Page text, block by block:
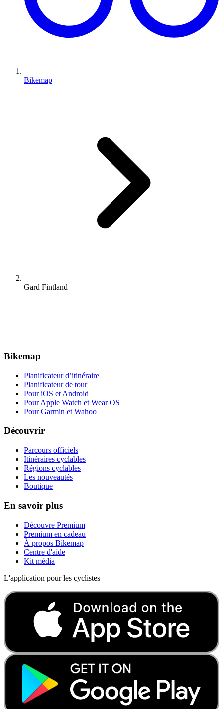
Bikemap
Gard Fintland
Bikemap
Planificateur d’itinéraire
Planificateur de tour
Pour iOS et Android
Pour Apple Watch et Wear OS
Pour Garmin et Wahoo
Découvrir
Parcours officiels
Itinéraires cyclables
Régions cyclables
Les nouveautés
Boutique
En savoir plus
Découvre Premium
Premium en cadeau
À propos Bikemap
Centre d'aide
Kit média
L'application pour les cyclistes